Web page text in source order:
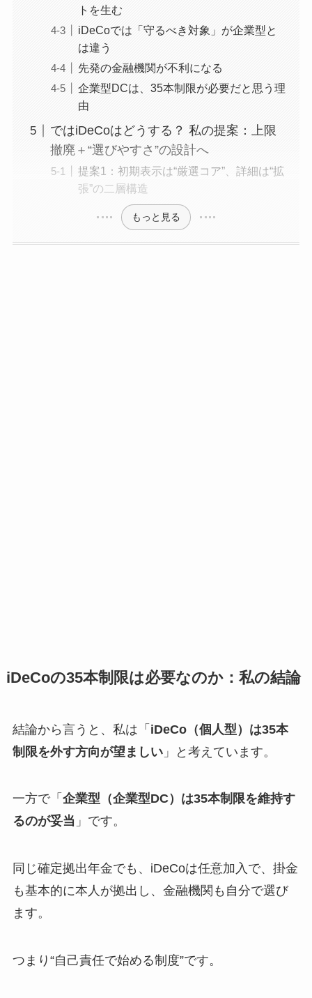
トを生む
iDeCoでは「守るべき対象」が企業型と
は違う
先発の金融機関が不利になる
企業型DCは、35本制限が必要だと思う理
由
ではiDeCoはどうする？ 私の提案：上限
撤廃＋“選びやすさ”の設計へ
提案1：初期表示は“厳選コア”、詳細は“拡
張”の二層構造
もっと見る
iDeCoの35本制限は必要なのか：私の結論
結論から言うと、私は「 iDeCo（個人型）は35本
制限を外す方向が望ましい」と考えています。
一方で「 企業型（企業型DC）は35本制限を維持す
るのが妥当 」です。
同じ確定拠出年金でも、iDeCoは任意加入で、掛金
も基本的に本人が拠出し、金融機関も自分で選び
ます。
つまり“自己責任で始める制度”です。